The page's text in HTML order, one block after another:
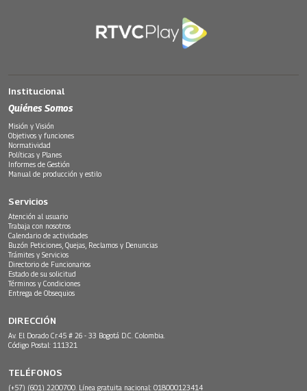
Institucional
Quiénes Somos
Misión y Visión
Objetivos y funciones
Normatividad
Políticas y Planes
Informes de Gestión
Manual de producción y estilo
Servicios
Atención al usuario
Trabaja con nosotros
Calendario de actividades
Buzón Peticiones, Quejas, Reclamos y Denuncias
Trámites y Servicios
Directorio de Funcionarios
Estado de su solicitud
Términos y Condiciones
Entrega de Obsequios
DIRECCIÓN
Av. El Dorado Cr.45 # 26 - 33 Bogotá D.C. Colombia.
Código Postal: 111321
TELÉFONOS
(+57) (601) 2200700. Línea gratuita nacional: 018000123414